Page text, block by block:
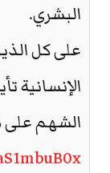
البشري.
على كل
الإنسانية
الشهم